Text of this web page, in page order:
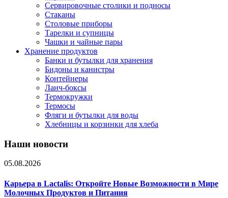
Сервировочные столики и подносы
Стаканы
Столовые приборы
Тарелки и супницы
Чашки и чайные пары
Хранение продуктов
Банки и бутылки для хранения
Бидоны и канистры
Контейнеры
Ланч-боксы
Термокружки
Термосы
Фляги и бутылки для воды
Хлебницы и корзинки для хлеба
Наши новости
05.08.2026
Карьера в Lactalis: Откройте Новые Возможности в Мире
Молочных Продуктов и Питания